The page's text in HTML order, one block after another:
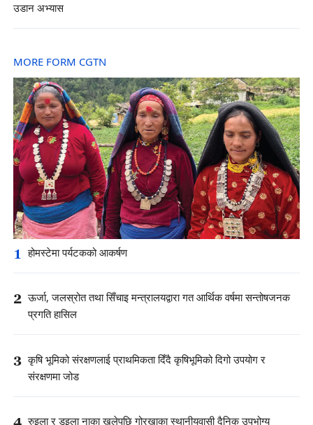
उडान अभ्यास
MORE FORM CGTN
1 होमस्टेमा पर्यटकको आकर्षण
2 ऊर्जा, जलस्रोत तथा सिँचाइ मन्त्रालयद्वारा गत आर्थिक वर्षमा सन्तोषजनक
प्रगति हासिल
3 कृषि भूमिको संरक्षणलाई प्राथमिकता दिँदै कृषिभूमिको दिगो उपयोग र
संरक्षणमा जोड
4 रुइला र डुइला नाका खुलेपछि गोरखाका स्थानीयवासी दैनिक उपभोग्य